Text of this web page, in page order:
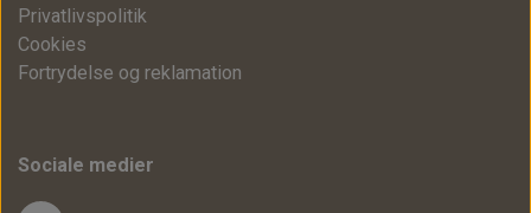
Privatlivspolitik
Cookies
Fortrydelse og reklamation
Sociale medier